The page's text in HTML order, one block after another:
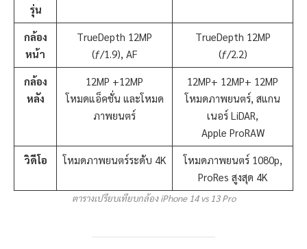
รุ่น
กล้อง
หน้า
TrueDepth 12MP
(ƒ/1.9), AF
TrueDepth 12MP
(ƒ/2.2)
กล้อง
หลัง
12MP +12MP
โหมดแอ็คชั่น และโหมด
ภาพยนตร์
12MP+ 12MP+ 12MP
โหมดภาพยนตร์, สแกน
เนอร์ LiDAR,
Apple ProRAW
วิดีโอ โหมดภาพยนตร์ระดับ 4K
โหมดภาพยนตร์ 1080p,
ProRes สูงสุด 4K
ตารางเปรียบเทียบกล้อง iPhone 14 vs 13 Pro